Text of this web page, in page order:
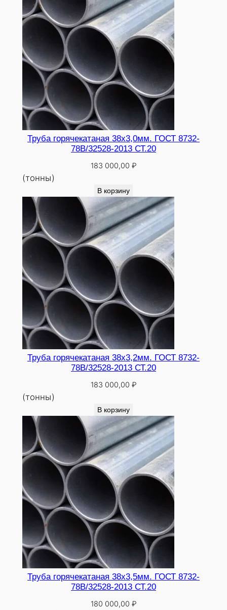
Труба горячекатаная 38х3,0мм. ГОСТ 8732-
78В/32528-2013 СТ.20
183 000,00 ₽
(тонны)
В корзину
Труба горячекатаная 38х3,2мм. ГОСТ 8732-
78В/32528-2013 СТ.20
183 000,00 ₽
(тонны)
В корзину
Труба горячекатаная 38х3,5мм. ГОСТ 8732-
78В/32528-2013 СТ.20
180 000,00 ₽